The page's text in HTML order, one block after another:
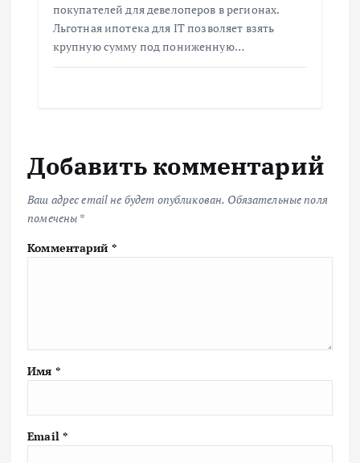
покупателей для девелоперов в регионах.
Льготная ипотека для IT позволяет взять
крупную сумму под пониженную…
Добавить комментарий
Ваш адрес email не будет опубликован. Обязательные поля
помечены *
Комментарий *
Имя *
Email *